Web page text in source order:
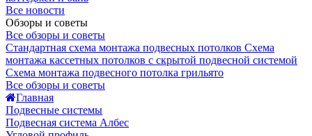
Все новости
Обзоры и советы
Все обзоры и советы
Стандартная схема монтажа подвесных потолков Схема
монтажа кассетных потолков с скрытой подвесной системой
Схема монтажа подвесного потолка грильято
Все обзоры и советы
Главная
Подвесные системы
Подвесная система Албес